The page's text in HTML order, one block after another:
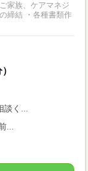
家族、ケアマネジ
締結 ・各種書類作
談く...
...